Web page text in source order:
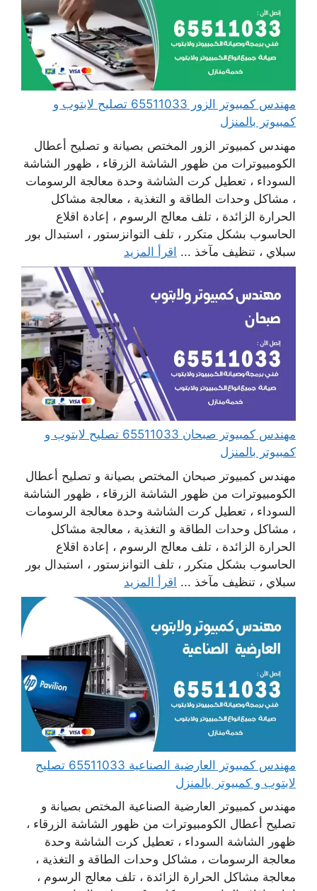
مهندس كمبيوتر الزور 65511033 تصليح لابتوب و
كمبيوتر بالمنزل
مهندس كمبيوتر الزور المختص بصيانة و تصليح أعطال
الكومبيوترات من ظهور الشاشة الزرقاء ، ظهور الشاشة
السوداء ، تعطيل كرت الشاشة وحدة معالجة الرسومات
، مشاكل وحدات الطاقة و التغذية ، معالجة مشاكل
الحرارة الزائدة ، تلف معالج الرسوم ، إعادة اقلاع
الحاسوب بشكل متكرر ، تلف التوانزستور ، استبدال بور
سبلاي ، تنظيف مآخذ ... اقرأ المزيد
مهندس كمبيوتر صبحان 65511033 تصليح لابتوب و
كمبيوتر بالمنزل
مهندس كمبيوتر صبحان المختص بصيانة و تصليح أعطال
الكومبيوترات من ظهور الشاشة الزرقاء ، ظهور الشاشة
السوداء ، تعطيل كرت الشاشة وحدة معالجة الرسومات
، مشاكل وحدات الطاقة و التغذية ، معالجة مشاكل
الحرارة الزائدة ، تلف معالج الرسوم ، إعادة اقلاع
الحاسوب بشكل متكرر ، تلف التوانزستور ، استبدال بور
سبلاي ، تنظيف مآخذ ... اقرأ المزيد
مهندس كمبيوتر العارضية الصناعية 65511033 تصليح
لابتوب و كمبيوتر بالمنزل
مهندس كمبيوتر العارضية الصناعية المختص بصيانة و
تصليح أعطال الكومبيوترات من ظهور الشاشة الزرقاء ،
ظهور الشاشة السوداء ، تعطيل كرت الشاشة وحدة
معالجة الرسومات ، مشاكل وحدات الطاقة و التغذية ،
معالجة مشاكل الحرارة الزائدة ، تلف معالج الرسوم ،